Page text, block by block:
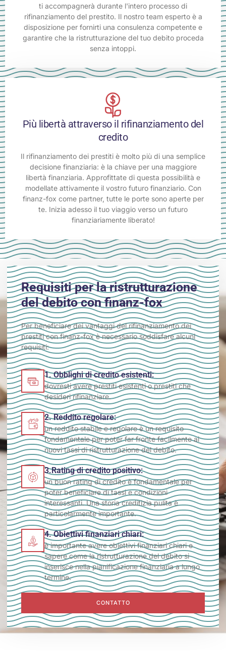
ti accompagnerà durante l'intero processo di
rifinanziamento del prestito. Il nostro team esperto è a
disposizione per fornirti una consulenza competente e
garantire che la ristrutturazione del tuo debito proceda
senza intoppi.
Più libertà attraverso il rifinanziamento del
credito
Il rifinanziamento dei prestiti è molto più di una semplice
decisione finanziaria: è la chiave per una maggiore
libertà finanziaria. Approfittate di questa possibilità e
modellate attivamente il vostro futuro finanziario. Con
finanz-fox come partner, tutte le porte sono aperte per
te. Inizia adesso il tuo viaggio verso un futuro
finanziariamente liberato!
Requisiti per la ristrutturazione
del debito con finanz-fox
Per beneficiare dei vantaggi del rifinanziamento dei
prestiti con finanz-fox è necessario soddisfare alcuni
requisiti:
1. Obblighi di credito esistenti:
dovresti avere prestiti esistenti o prestiti che
desideri rifinanziare.
2. Reddito regolare:
un reddito stabile e regolare è un requisito
fondamentale per poter far fronte facilmente ai
nuovi tassi di ristrutturazione del debito.
3.Rating di credito positivo:
un buon rating di credito è fondamentale per
poter beneficiare di tassi e condizioni
interessanti. Una storia creditizia pulita è
particolarmente importante.
4. Obiettivi finanziari chiari:
è importante avere obiettivi finanziari chiari e
sapere come la ristrutturazione del debito si
inserisce nella pianificazione finanziaria a lungo
termine.
CONTATTO